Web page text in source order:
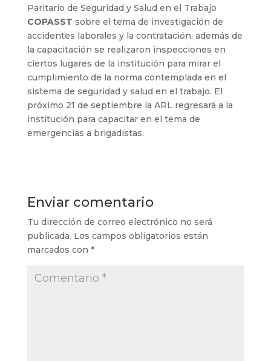
Paritario de Seguridad y Salud en el Trabajo
COPASST sobre el tema de investigación de
accidentes laborales y la contratación, además de
la capacitación se realizaron inspecciones en
ciertos lugares de la institución para mirar el
cumplimiento de la norma contemplada en el
sistema de seguridad y salud en el trabajo. El
próximo 21 de septiembre la ARL regresará a la
institución para capacitar en el tema de
emergencias a brigadistas.
Enviar comentario
Tu dirección de correo electrónico no será
publicada. Los campos obligatorios están
marcados con *